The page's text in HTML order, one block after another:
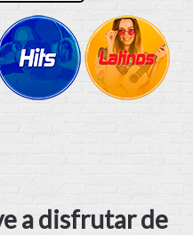
a disfrutar de